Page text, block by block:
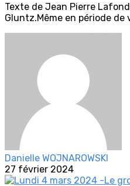
Texte de Jean Pierre
Gluntz.Même en période de
Danielle WOJNAROWSKI
27 février 2024